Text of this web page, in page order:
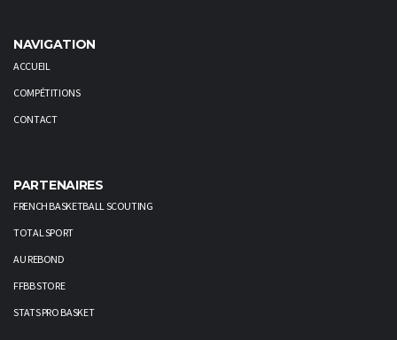
NAVIGATION
ACCUEIL
COMPÉTITIONS
CONTACT
PARTENAIRES
FRENCH BASKETBALL SCOUTING
TOTAL SPORT
AU REBOND
FFBB STORE
STATS PRO BASKET